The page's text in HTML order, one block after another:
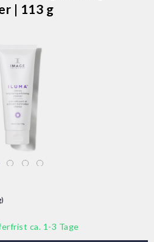
| 113 g
ca. 1-3 Tage